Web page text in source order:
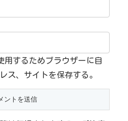
用するためブラウザーに自
ス、サイトを保存する。